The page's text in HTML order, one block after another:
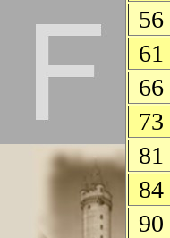
56
61
66
73
81
84
90